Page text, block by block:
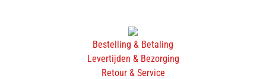
Bestelling & Betaling
Levertijden & Bezorging
Retour & Service